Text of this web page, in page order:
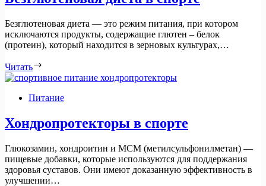
Безглютеновая диета — это режим питания, при котором
исключаются продукты, содержащие глютен – белок
(протеин), который находится в зерновых культурах,…
Читать
Питание
Хондропротекторы в спорте
Глюкозамин, хондроитин и МСМ (метилсульфонилметан) —
пищевые добавки, которые используются для поддержания
здоровья суставов. Они имеют доказанную эффективность в
улучшении…